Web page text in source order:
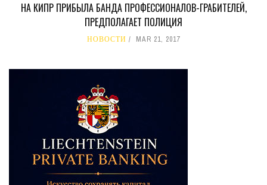
НА КИПР ПРИБЫЛА БАНДА ПРОФЕССИОНАЛОВ-ГРАБИТЕЛЕЙ,
ПРЕДПОЛАГАЕТ ПОЛИЦИЯ
НОВОСТИ MAR 21, 2017